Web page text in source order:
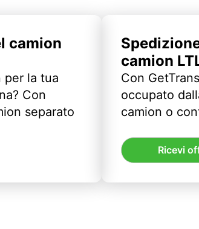
camion
per la tua
Con
separato
camion
Con
occupato
camion o
Ricevi